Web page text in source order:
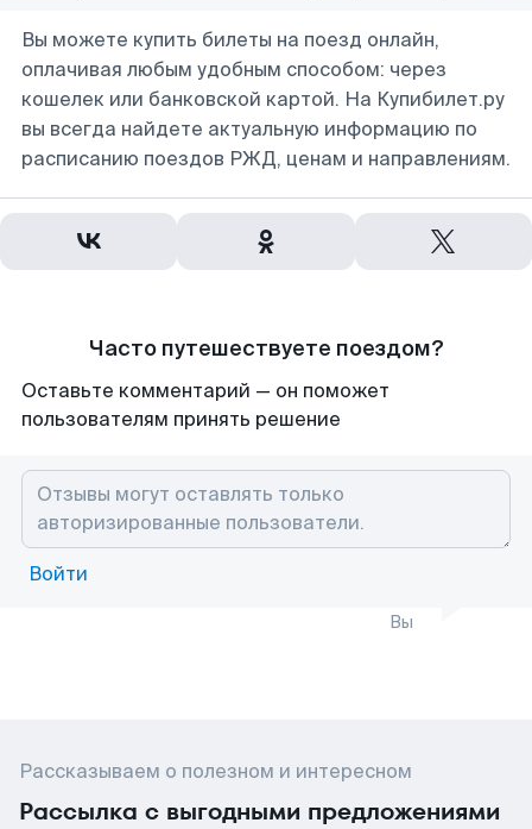
Вы можете купить билеты на поезд онлайн,
оплачивая любым удобным способом: через
кошелек или банковской картой. На Купибилет.ру
вы всегда найдете актуальную информацию по
расписанию поездов РЖД, ценам и направлениям.
Часто путешествуете поездом?
Оставьте комментарий — он поможет
пользователям принять решение
Войти
Вы
Рассказываем о полезном и интересном
Рассылка с выгодными предложениями